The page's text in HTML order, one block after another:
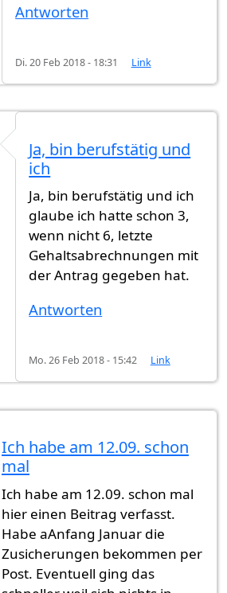
Antworten
Di. 20 Feb 2018 - 18:31 Link
Sind Sie berufstätig? Bekamen
Ja, bin berufstätig und
ich
Ja, bin berufstätig und ich
glaube ich hatte schon 3,
wenn nicht 6, letzte
Gehaltsabrechnungen mit
der Antrag gegeben hat.
Antworten
Mo. 26 Feb 2018 - 15:42 Link
Ich habe am 12.09. schon
mal
Ich habe am 12.09. schon mal
hier einen Beitrag verfasst.
Habe aAnfang Januar die
Zusicherungen bekommen per
Post. Eventuell ging das